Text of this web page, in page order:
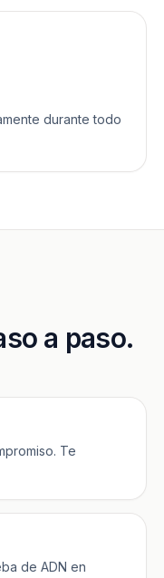
durante todo
a paso.
Te
de ADN en